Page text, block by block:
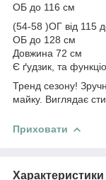
ОБ до 116 см
(54-58 )ОГ від 115
ОБ до 128 см
Довжина 72 см
Є ґудзик, та
Тренд сезону!
майку. Виглядає
Приховати
Характеристики